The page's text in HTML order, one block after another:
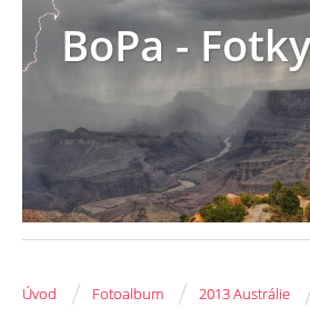
BoPa -
Úvod / Fotoalbum / 2013 Austrálie